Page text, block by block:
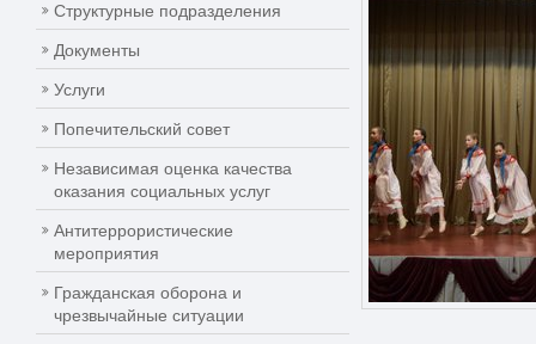
Структурные подразделения
Документы
Услуги
Попечительский совет
Независимая оценка качества
оказания социальных услуг
Антитеррористические
мероприятия
Гражданская оборона и
чрезвычайные ситуации